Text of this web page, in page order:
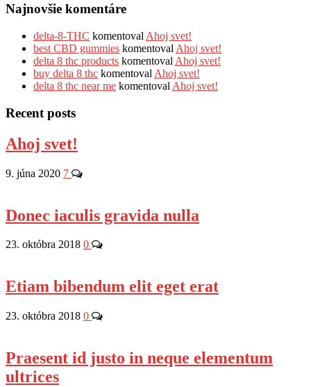
Najnovšie komentáre
delta-8-THC komentoval Ahoj svet!
best CBD gummies komentoval Ahoj svet!
delta 8 thc products komentoval Ahoj svet!
buy delta 8 thc komentoval Ahoj svet!
delta 8 thc near me komentoval Ahoj svet!
Recent posts
Ahoj svet!
9. júna 2020 7
Donec iaculis gravida nulla
23. októbra 2018 0
Etiam bibendum elit eget erat
23. októbra 2018 0
Praesent id justo in neque elementum
ultrices